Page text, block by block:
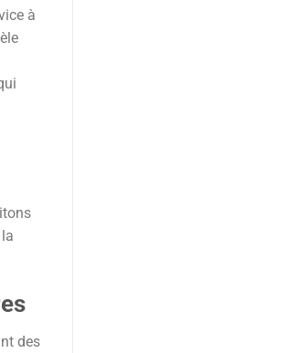
à
des